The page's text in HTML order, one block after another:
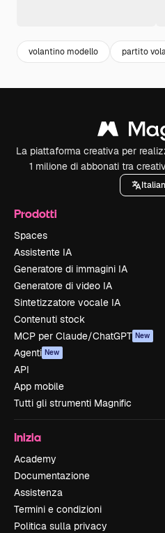
volantino modello partito
La piattaforma creativa per
1 milione di abbonati tra
Prodotti
Spaces
Assistente IA
Generatore di immagini IA
Generatore di video IA
Sintetizzatore vocale IA
Contenuti stock
MCP per Claude/ChatGPT New
Agenti New
API
App mobile
Tutti gli strumenti Magnific
Inizia
Academy
Documentazione
Assistenza
Termini e condizioni
Politica sulla privacy